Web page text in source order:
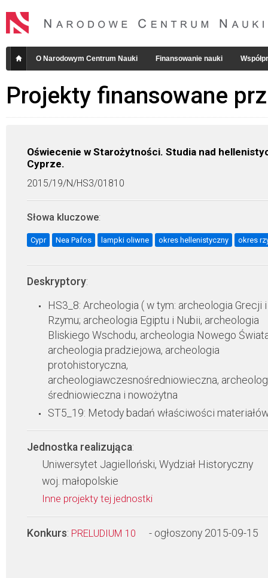
O Narodowym Centrum Nauki Finansowanie nauki
Projekty finansowane
Oświecenie w Starożytności. Studia nad
Cyprze.
2015/19/N/HS3/01810
Słowa kluczowe:
Cypr Nea Pafos lampki oliwne okres hellenistyczny okres
Deskryptory:
HS3_8: Archeologia ( w tym: archeologia Grecji i
Rzymu; archeologia Egiptu i Nubii, archeologia
Bliskiego Wschodu, archeologia Nowego
archeologia pradziejowa, archeologia
protohistoryczna,
archeologiawczesnośredniowieczna,
średniowieczna i nowożytna
ST5_19: Metody badań właściwości
Jednostka realizująca:
Uniwersytet Jagielloński, Wydział Historyczny
woj. małopolskie
Inne projekty tej jednostki
Konkurs: PRELUDIUM 10 - ogłoszony 2015-09-15